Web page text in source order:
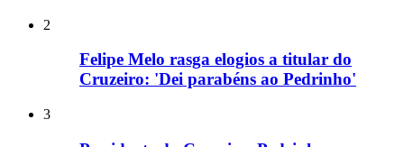
2
Felipe Melo rasga elogios a titular do
Cruzeiro: 'Dei parabéns ao Pedrinho'
3